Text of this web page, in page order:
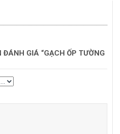
GIÁ “GẠCH ỐP TƯỜNG